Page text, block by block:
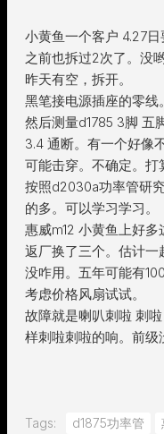
小黄鱼一个客户 4.27
之前也拆过2次了。没哟
昨天有空，拆开。
黑笔接电源插座的零线
然后测量d1785 3脚 五
3.4 通断。有一个好像
可能击穿。不确定。打
按照d2030a功率管研
的多。可以学习学习。
惠威m12 小黄鱼上好
返厂换了三个。估计一
没咋用。五年可能有
考虑价格风扇试试。
故障就是喇叭刺啦 刺
样刺啦刺啦的响。前级
Tags: d1875功率管